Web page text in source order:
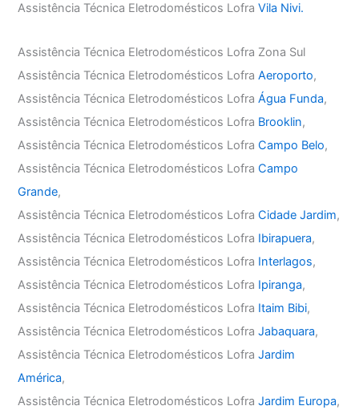
Assistência Técnica Eletrodomésticos LofraVila Nivi.
Assistência Técnica Eletrodomésticos Lofra Zona Sul
Assistência Técnica Eletrodomésticos LofraAeroporto,
Assistência Técnica Eletrodomésticos LofraÁgua Funda,
Assistência Técnica Eletrodomésticos Lofra Brooklin,
Assistência Técnica Eletrodomésticos LofraCampo Belo,
Assistência Técnica Eletrodomésticos LofraCampo
Grande,
Assistência Técnica Eletrodomésticos LofraCidade Jardim,
Assistência Técnica Eletrodomésticos Lofra Ibirapuera,
Assistência Técnica Eletrodomésticos Lofra Interlagos,
Assistência Técnica Eletrodomésticos Lofra Ipiranga,
Assistência Técnica Eletrodomésticos Lofra Itaim Bibi,
Assistência Técnica Eletrodomésticos LofraJabaquara,
Assistência Técnica Eletrodomésticos LofraJardim
América,
Assistência Técnica Eletrodomésticos LofraJardim Europa,